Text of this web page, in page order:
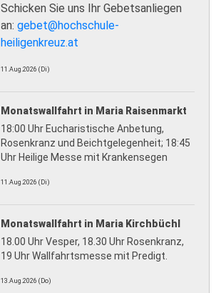
Schicken Sie uns Ihr Gebetsanliegen
an: gebet@hochschule-
heiligenkreuz.at
11.Aug.2026 (Di)
Monatswallfahrt in Maria Raisenmarkt
18:00 Uhr Eucharistische Anbetung,
Rosenkranz und Beichtgelegenheit; 18:45
Uhr Heilige Messe mit Krankensegen
11.Aug.2026 (Di)
Monatswallfahrt in Maria Kirchbüchl
18.00 Uhr Vesper, 18.30 Uhr Rosenkranz,
19 Uhr Wallfahrtsmesse mit Predigt.
13.Aug.2026 (Do)